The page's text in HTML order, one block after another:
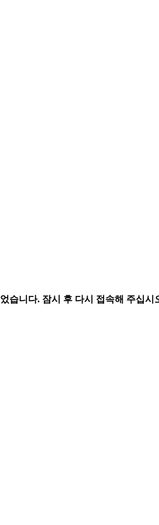
습니다. 잠시 후 다시 접속해 주십시